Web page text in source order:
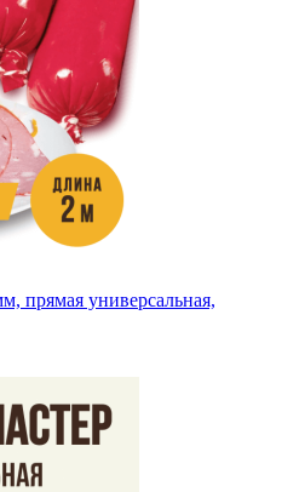
универсальная,